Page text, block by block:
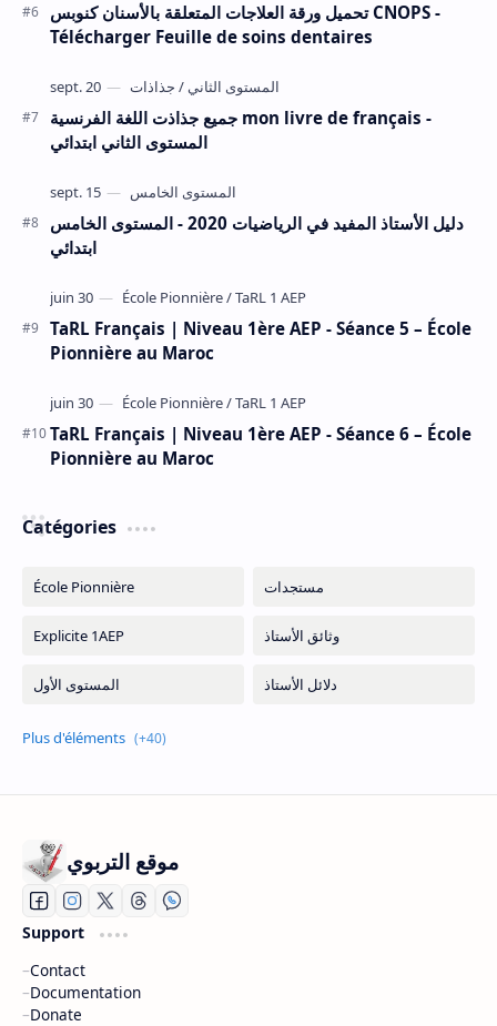
تحميل ورقة العلاجات المتعلقة بالأسنان كنوبس CNOPS -
Télécharger Feuille de soins dentaires
جميع جذاذت اللغة الفرنسية mon livre de français -
المستوى الثاني ابتدائي
دليل الأستاذ المفيد في الرياضيات 2020 - المستوى الخامس
ابتدائي
TaRL Français | Niveau 1ère AEP - Séance 5 – École
Pionnière au Maroc
TaRL Français | Niveau 1ère AEP - Séance 6 – École
Pionnière au Maroc
Catégories
موقع التربوي
Support
Contact
Documentation
Donate